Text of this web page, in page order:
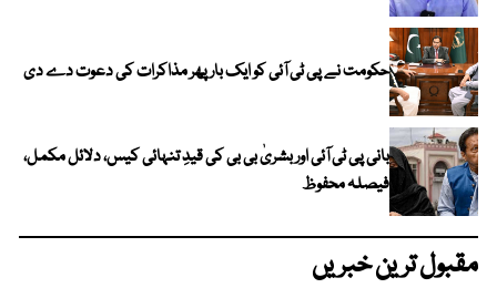
حکومت نے پی ٹی آئی کو ایک بارپھر مذاکرات کی دعوت دے دی
بانی پی ٹی آئی اور بشریٰ بی بی کی قیدِ تنہائی کیس، دلائل مکمل،
فیصلہ محفوظ
مقبول ترین خبریں